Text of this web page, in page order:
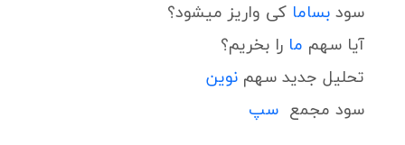
سودبساما کی واریز میشود؟
آیا سهم ما را بخریم؟
تحلیل جدید سهم نوین
سود مجمع سپ